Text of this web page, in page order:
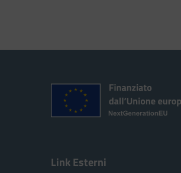
Link Esterni